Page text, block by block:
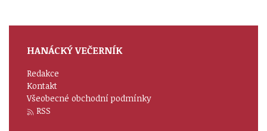
HANÁCKÝ VEČERNÍK
Redakce
Kontakt
Všeobecné obchodní podmínky
RSS